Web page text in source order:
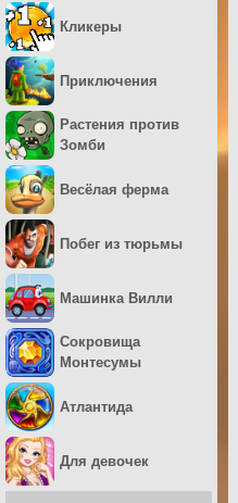
Кликеры
Приключения
Растения против
Зомби
Весёлая ферма
Побег из тюрьмы
Машинка Вилли
Сокровища
Монтесумы
Атлантида
Для девочек